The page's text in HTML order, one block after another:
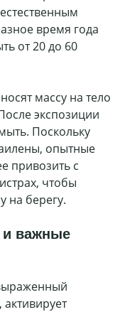
время года
от 20 до 60
массу на тело
экспозиции
Поскольку
опытные
привозить с
чтобы
на берегу.
и важные